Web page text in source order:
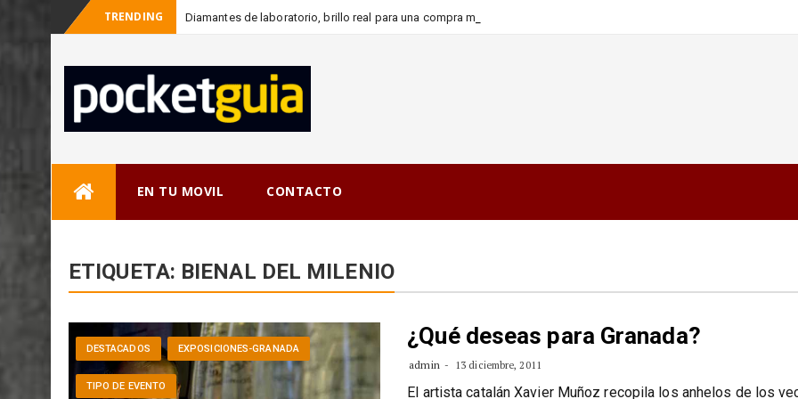
TRENDING Diamantes de laboratorio, brillo real para una compra más informada y
EN TU MOVIL CONTACTO
ETIQUETA: BIENAL DEL MILENIO
DESTACADOS EXPOSICIONES-GRANADA
TIPO DE EVENTO
¿Qué deseas para Granada?
admin 13 diciembre, 2011
El artista catalán Xavier Muñoz recopila los anhelos de los